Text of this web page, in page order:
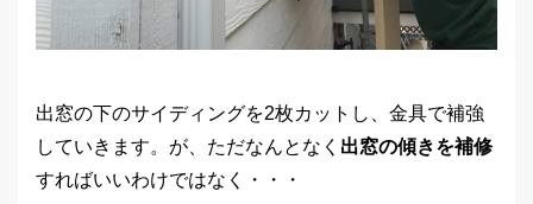
出窓の下のサイディングを2枚カットし、金具で補強
していきます。が、ただなんとなく 出窓の傾きを補修
すればいいわけではなく・・・